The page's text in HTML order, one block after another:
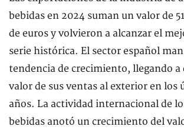
bebidas en 2024 suman un valor de
de euros y volvieron a alcanzar el
serie histórica. El sector español
tendencia de crecimiento, llegando a
valor de sus ventas al exterior en los
años. La actividad internacional de
bebidas anotó un crecimiento del